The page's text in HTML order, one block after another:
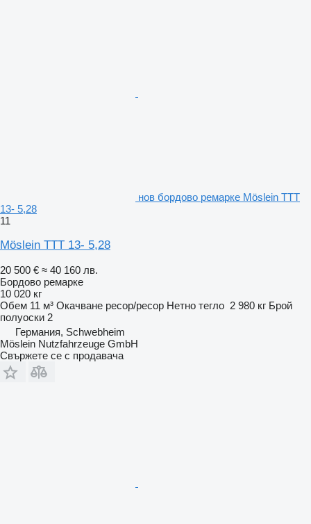
нов бордово ремарке Möslein TTT
13- 5,28
11
Möslein TTT 13- 5,28
20 500 € ≈ 40 160 лв.
Бордово ремарке
10 020 кг
Обем 11 м³ Окачване ресор/ресор Нетно тегло 2 980 кг Брой
полуоски 2
Германия, Schwebheim
Möslein Nutzfahrzeuge GmbH
Свържете се с продавача